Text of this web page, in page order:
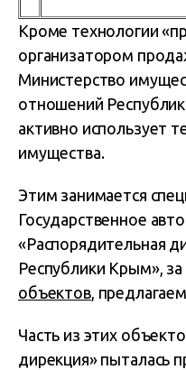
Кроме технологии
организатором
Министерство
отношений
активно использует
имущества.
Этим занимается
Государственное
«Распорядительная
Республики Крым»,
объектов,
Часть из этих
дирекция» пыталась